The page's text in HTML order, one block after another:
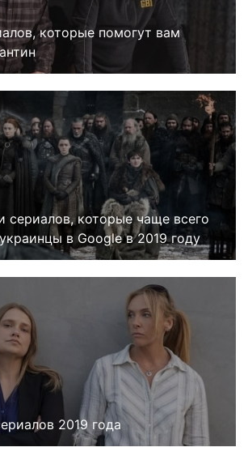
которые помогут вам
сериалов, которые чаще всего
в Google в 2019 году
2019 года